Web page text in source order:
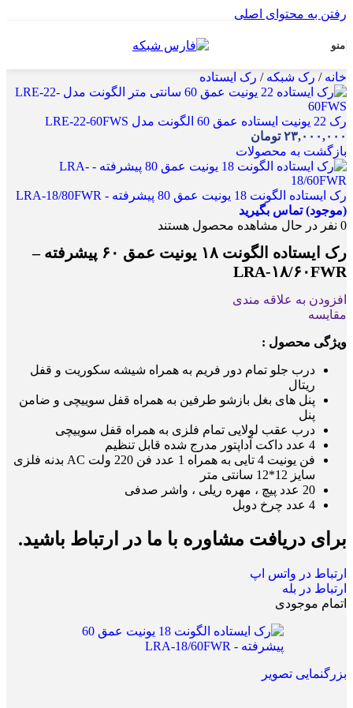
رفتن به محتوای اصلی
منو
خانه/ رک شبکه/ رک ایستاده
رک 22 یونیت ایستاده عمق 60 الگونت مدل LRE-22-60FWS
۲۳,۰۰۰,۰۰۰ تومان
بازگشت به محصولات
رک ایستاده الگونت 18 یونیت عمق 80 پیشرفته - LRA-18/80FWR
(موجود) تماس بگیرید
0 نفر در حال مشاهده محصول هستند
رک ایستاده الگونت ۱۸ یونیت عمق ۶۰ پیشرفته –
LRA-۱۸/۶۰FWR
افزودن به علاقه مندی
مقایسه
ویژگی محصول :
درب جلو تمام دور فریم به همراه شیشه سکوریت و قفل
ریتال
پنل های بغل بازشو طرفین به همراه قفل سوییچی و ضامن
پنل
درب عقب لولایی تمام فلزی به همراه قفل سوییچی
4 عدد داکت آداپتور مدرج شده قابل تنظیم
فن یونیت 4 تایی به همراه 1 عدد فن 220 ولت AC
بدنه فلزی
سایز 12*12 سانتی متر
20 عدد پیچ ، مهره ریلی ، واشر صدفی
4 عدد چرخ دوبل
برای دریافت مشاوره با ما در ارتباط باشید.
ارتباط در واتس اپ
ارتباط در بله
اتمام موجودی
بزرگنمایی تصویر